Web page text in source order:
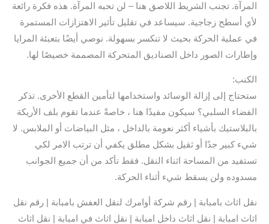
المرآة. تجنب الشريط اللاصق هنا – لن تحبه المرآة. هذه فكرة رائعة
لأي أسطح زجاجية. سيساعد في تقليل تأثير الاهتزازات المستمرة
في عملية الحركة بحيث لا تنكسر بسهولة. نوصي أيضًا بتعبئة المرايا
وإطارات الصور داخل الصناديق المتحركة المصممة خصيصًا لها.
الكنب:
ستحتاج إلى إزالة الوسائد واستخدامها لتأمين القطع الأخرى. تذكر
الفضاء السلبي؟ سيكون مفيدًا هنا ، خاصةً عندما تقوم بلف الأريكة
بالبلاستيك بأشياء أكثر نعومة بالداخل ، مثل البياضات أو الملابس. لا
شيء كبير جدًا أو ثقيل بشكل مطلق يكفي أن ترتب الامر لكي
تستفيد من المساحة اثناء النقل. فقط تأكد من أن جميع الجوانب
مسدوده ولن يسقط شيء أثناء الحركة.
نقل اثاث بامبابة | رقم شركة أوامرك لنقل العفش بامبابة | رقم نقل
اثاث امبابة | نقل اثاث داخل امبابة | نقل اثاث في امبابة | نقل اثاث